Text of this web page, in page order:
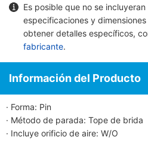
Es posible que no se
especificaciones y
obtener detalles específicos,
fabricante.
Información del Producto
· Forma: Pin
· Método de parada: Tope de brida
· Incluye orificio de aire: W/O